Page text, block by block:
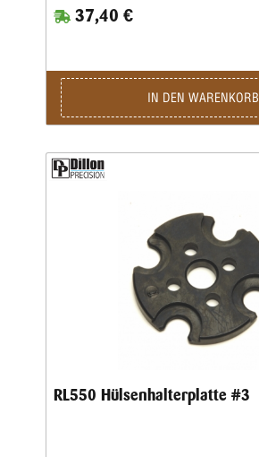
37,40 €
IN DEN WARENKORB
RL550 Hülsenhalterplatte #3